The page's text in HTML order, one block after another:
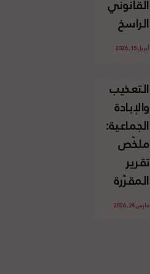
الإسرائيلي
غير
القانوني
الفلسطينية
القانوني
الراسخ
للاجئين
وحقهم
في العودة
بموجب
القانون
الدولي
أبريل 15, 2026
التعذيب
والإبادة
الجماعية:
ملخّص
تقرير
المقرّرة
الخاصة
مارس 24, 2026